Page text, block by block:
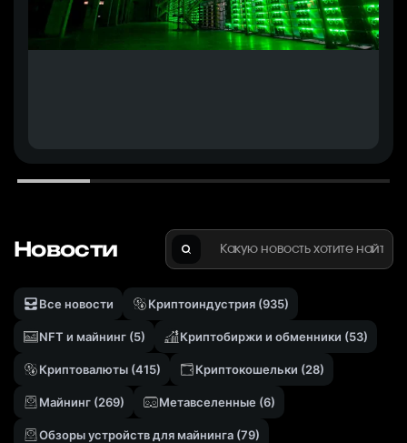
Новости Найти
Все новости Криптоиндустрия (935)
NFT и майнинг (5) Криптобиржи и обменники (53)
Криптовалюты (415) Криптокошельки (28)
Майнинг (269) Метавселенныe (6)
Обзоры устройств для майнинга (79)